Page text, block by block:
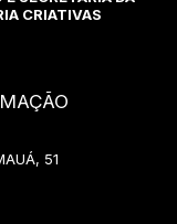
CRIATIVAS
51